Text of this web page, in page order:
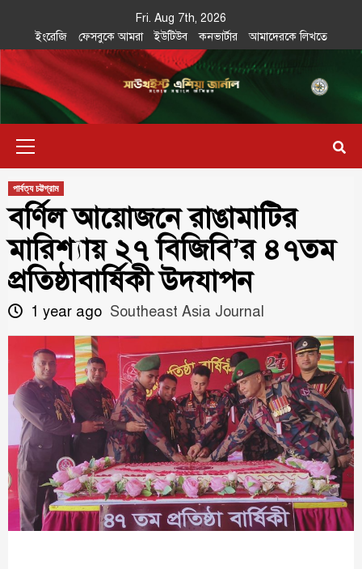
content
Fri. Aug 7th, 2026
ইংরেজি
ফেসবুকে আমরা ইউটিউব কনভার্টার আমাদেরকে লিখতে
Southeast
Asia Journal
IN SEARCH OF THE TRUTH
পার্বত্য চট্টগ্রাম
বর্ণিল আয়োজনে রাঙামাটির
মারিশ্যায় ২৭ বিজিবি’র ৪৭তম
প্রতিষ্ঠাবার্ষিকী উদযাপন
1 year ago Southeast Asia Journal